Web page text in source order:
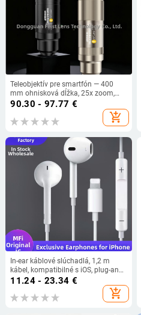
Teleobjektív pre smartfón — 400
mm ohnisková dĺžka, 25x zoom,
plášť z kovu, anti-reflexná vrstva,
90.30 - 97.77 €
add_shopping_cart
In-ear káblové slúchadlá, 1,2 m
kábel, kompatibilné s iOS, plug-and-
play
11.24 - 23.34 €
add_shopping_cart